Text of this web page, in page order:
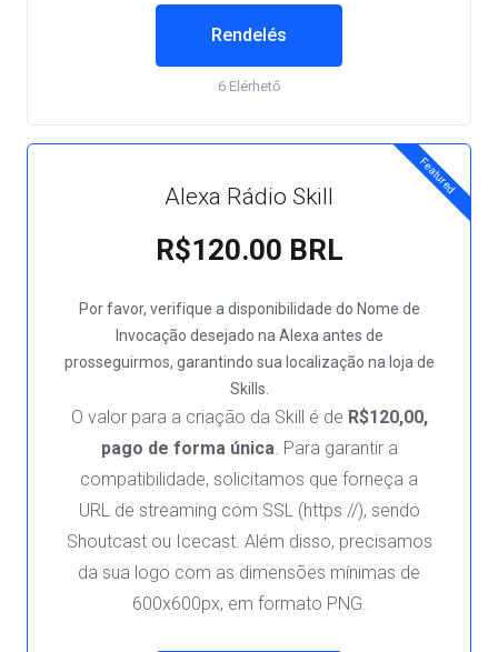
Rendelés
6 Elérhető
Featured
Alexa Rádio Skill
R$120.00 BRL
O valor para a criação da Skill é de R$120,00,
pago de forma única. Para garantir a
compatibilidade, solicitamos que forneça a
URL de streaming com SSL (https //), sendo
Shoutcast ou Icecast. Além disso, precisamos
da sua logo com as dimensões mínimas de
600x600px, em formato PNG.
Por favor, verifique a disponibilidade do Nome de
Invocação desejado na Alexa antes de
prosseguirmos, garantindo sua localização na loja de
Skills.